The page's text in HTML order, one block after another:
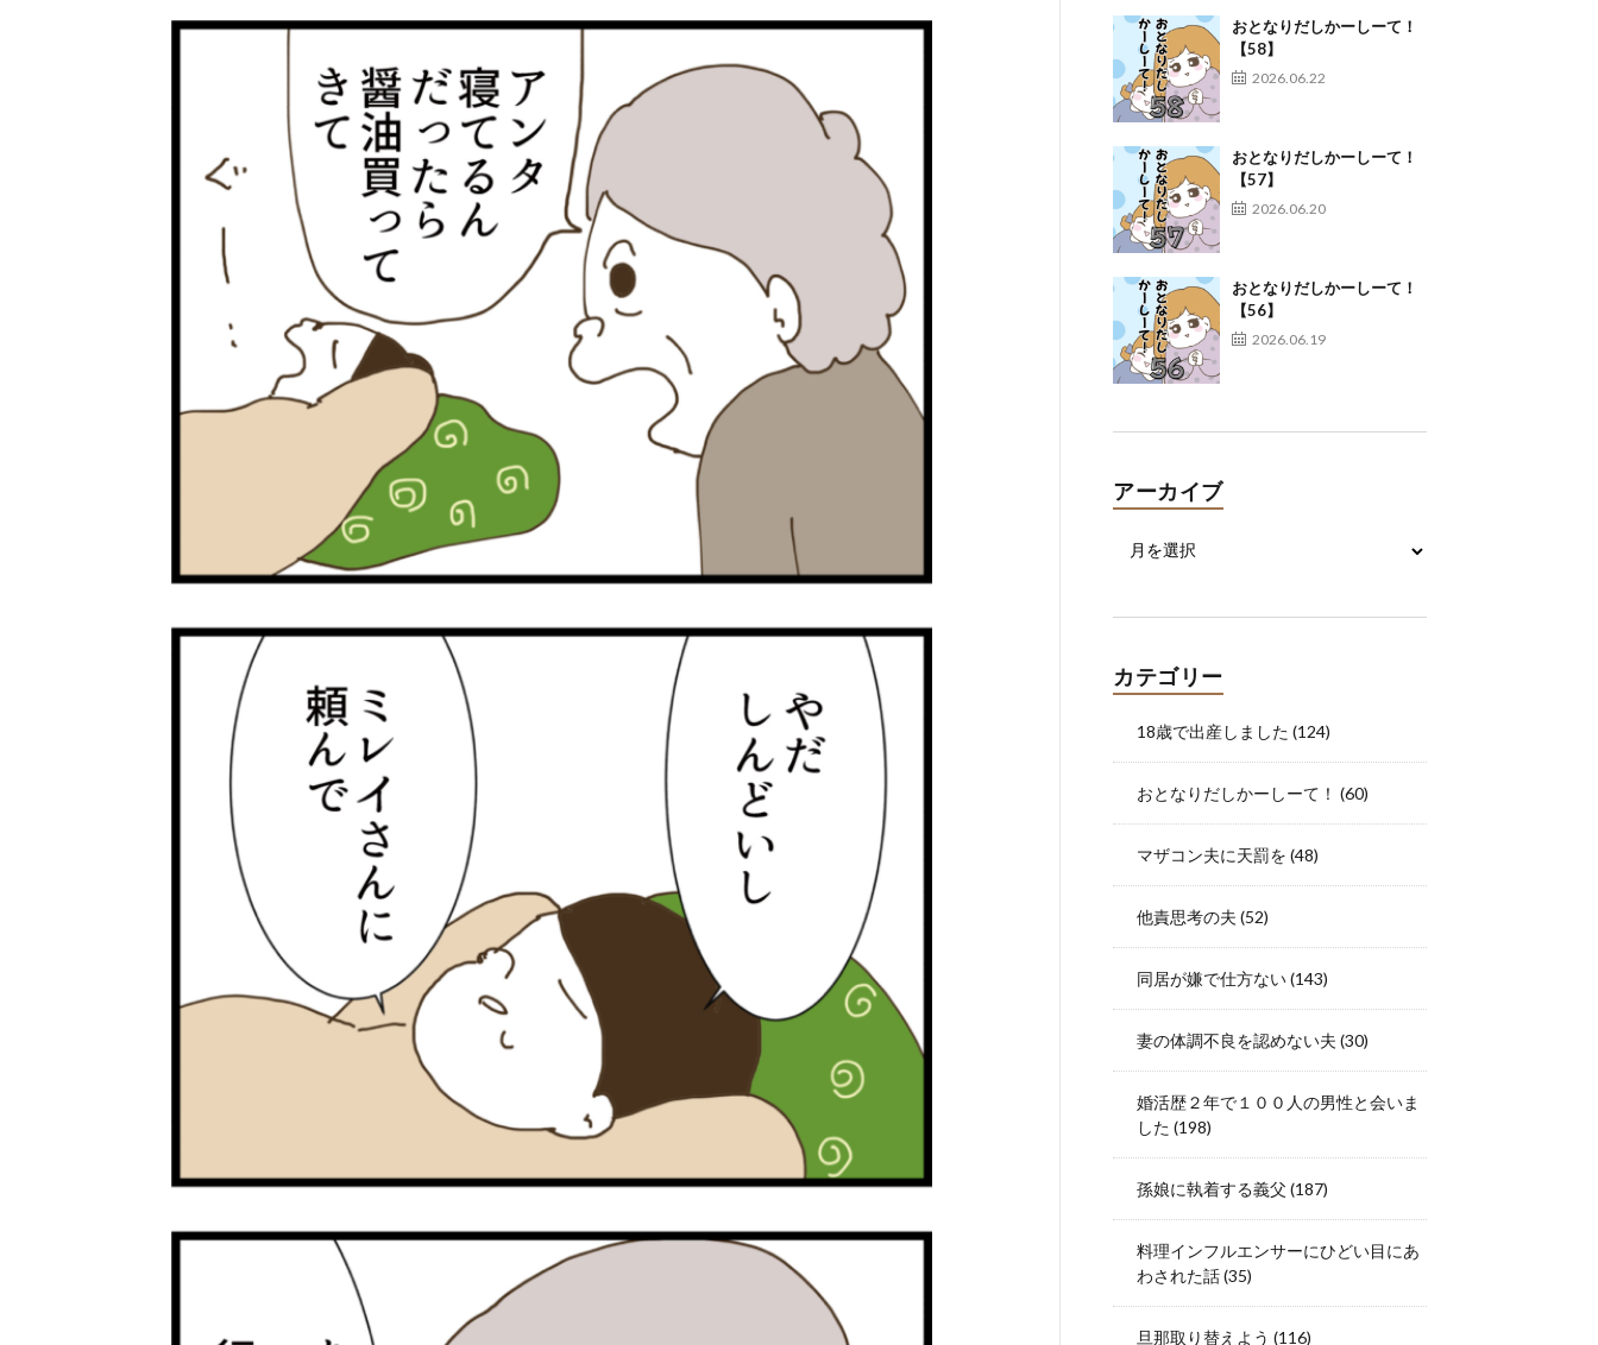
おとなりだしかーしーて！
【58】
2026.06.22
おとなりだしかーしーて！
【57】
2026.06.20
おとなりだしかーしーて！
【56】
2026.06.19
アーカイブ
カテゴリー
18歳で出産しました (124)
おとなりだしかーしーて！ (60)
マザコン夫に天罰を (48)
他責思考の夫 (52)
同居が嫌で仕方ない(143)
妻の体調不良を認めない夫 (30)
婚活歴２年で１００人の男性と会いま
した (198)
孫娘に執着する義父 (187)
料理インフルエンサーにひどい目にあ
わされた話(35)
旦那取り替えよう (116)